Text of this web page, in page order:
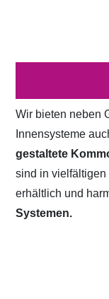
Wir bieten neben
Innensysteme
gestaltete
sind in vielfältigen
erhältlich und
Systemen.